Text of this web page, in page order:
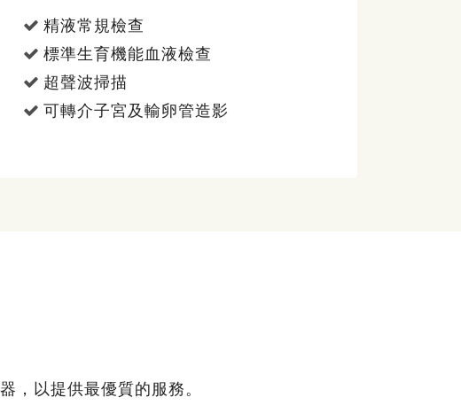
精液常規檢查
標準生育機能血液檢查
超聲波掃描
可轉介子宮及輸卵管造影
，以提供最優質的服務。